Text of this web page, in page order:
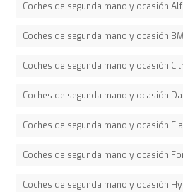
Coches de segunda mano y ocasión
Coches de segunda mano y ocasión
Coches de segunda mano y ocasión
Coches de segunda mano y ocasión
Coches de segunda mano y ocasión
Coches de segunda mano y ocasión
Coches de segunda mano y ocasión